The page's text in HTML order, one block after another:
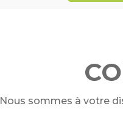
Nous sommes à votre